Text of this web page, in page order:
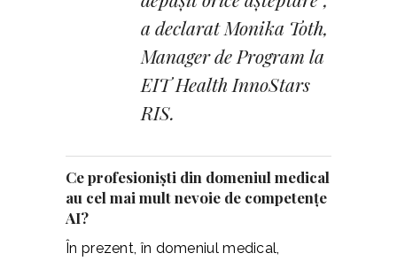
a declarat Monika Toth,
Manager de Program la
EIT Health InnoStars
RIS.
Ce profesioniști din domeniul medical
au cel mai mult nevoie de competențe
AI?
În prezent, în domeniul medical,